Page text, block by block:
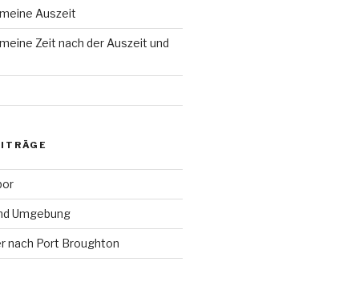
Auszeit
Zeit nach der Auszeit und
Umgebung
nach Port Broughton